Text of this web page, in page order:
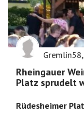
Gremlin58,
Rheingauer
Platz sprudelt
Rüdesheimer